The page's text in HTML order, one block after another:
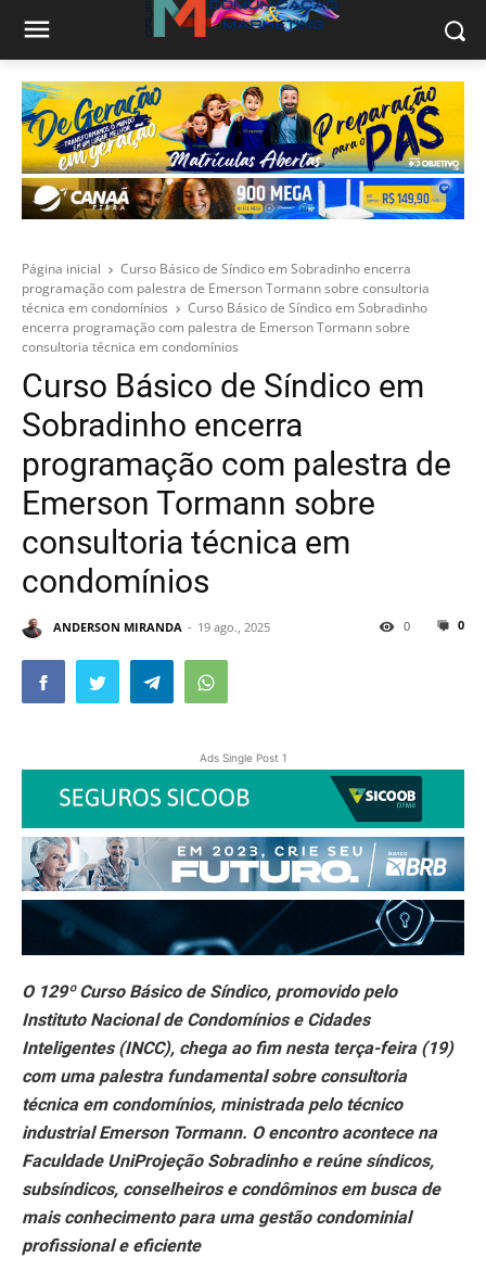
Página inicial
Curso Básico de Síndico em Sobradinho encerra
programação com palestra de Emerson Tormann sobre consultoria
técnica em condomínios
Curso Básico de Síndico em Sobradinho
encerra programação com palestra de Emerson Tormann sobre
consultoria técnica em condomínios
Curso Básico de Síndico em
Sobradinho encerra
programação com palestra de
Emerson Tormann sobre
consultoria técnica em
condomínios
ANDERSON MIRANDA 19 ago., 2025 0
0
Ads Single Post 1
O 129º Curso Básico de Síndico, promovido pelo
Instituto Nacional de Condomínios e Cidades
Inteligentes (INCC), chega ao fim nesta terça-feira (19)
com uma palestra fundamental sobre consultoria
técnica em condomínios, ministrada pelo técnico
industrial Emerson Tormann. O encontro acontece na
Faculdade UniProjeção Sobradinho e reúne síndicos,
subsíndicos, conselheiros e condôminos em busca de
mais conhecimento para uma gestão condominial
profissional e eficiente